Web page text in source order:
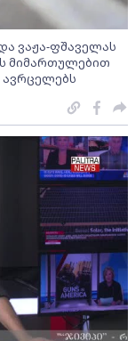
ვაჟა-ფშაველას
მიმართულებით
ავრცელებს